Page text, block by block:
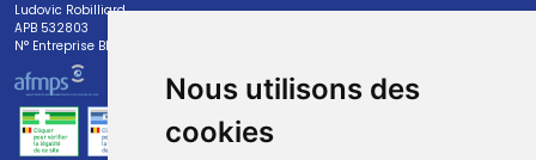
Nous utilisons des
cookies
Ludovic Robilliard
APB 532803
N° Entreprise BE0447.382.113